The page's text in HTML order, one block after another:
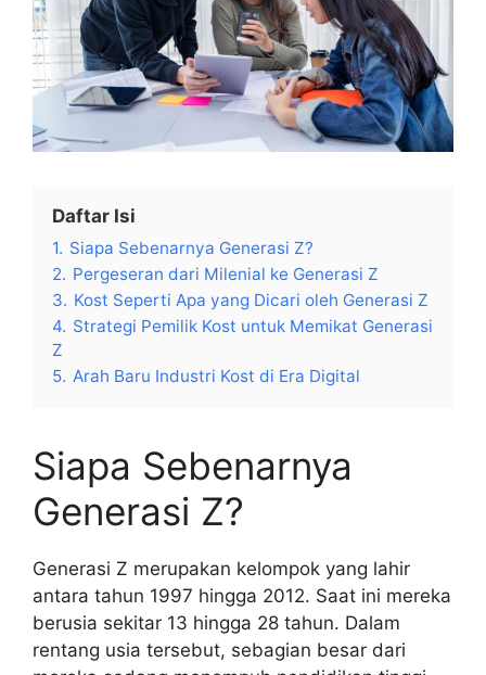
Daftar Isi
1. Siapa Sebenarnya Generasi Z?
2. Pergeseran dari Milenial ke Generasi Z
3. Kost Seperti Apa yang Dicari oleh Generasi Z
4. Strategi Pemilik Kost untuk Memikat Generasi
Z
5. Arah Baru Industri Kost di Era Digital
Siapa Sebenarnya
Generasi Z?
Generasi Z merupakan kelompok yang lahir
antara tahun 1997 hingga 2012. Saat ini mereka
berusia sekitar 13 hingga 28 tahun. Dalam
rentang usia tersebut, sebagian besar dari